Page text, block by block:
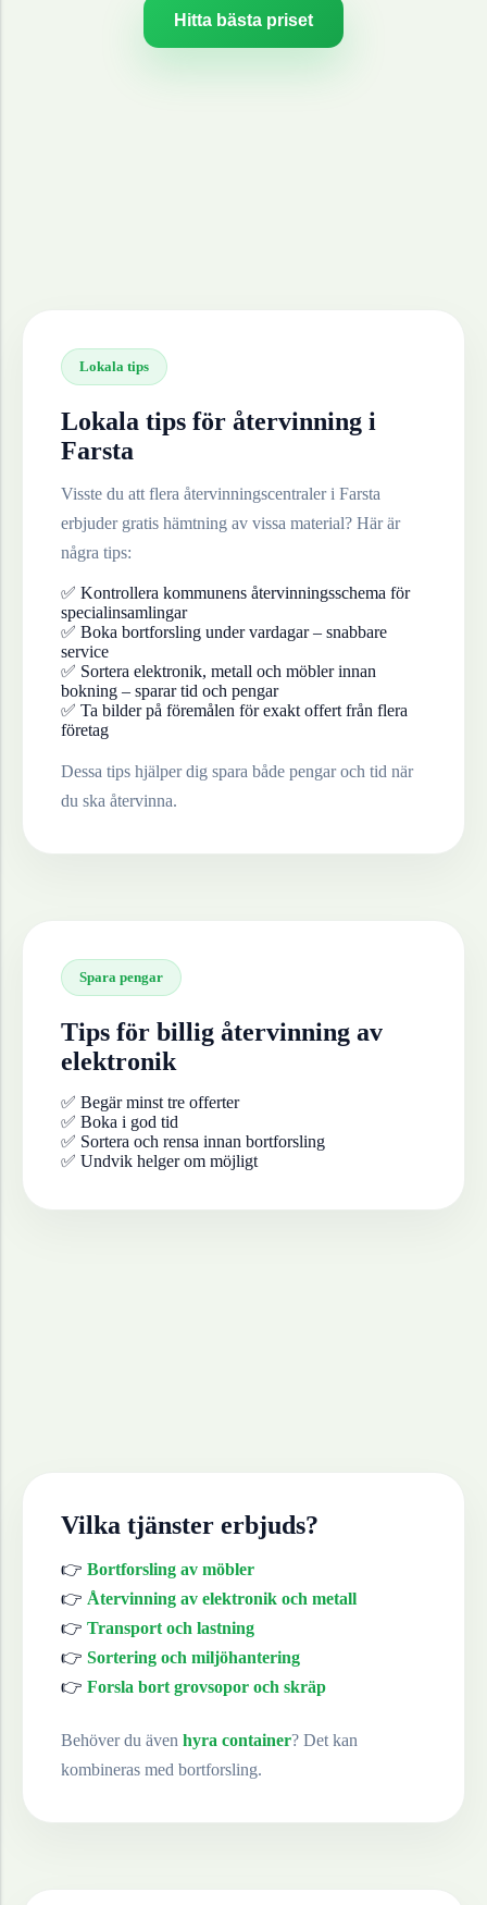
Hitta bästa priset
Lokala tips
Lokala tips för återvinning i
Farsta
Visste du att flera återvinningscentraler i Farsta
erbjuder gratis hämtning av vissa material? Här är
några tips:
✅ Kontrollera kommunens återvinningsschema för
specialinsamlingar
✅ Boka bortforsling under vardagar – snabbare
service
✅ Sortera elektronik, metall och möbler innan
bokning – sparar tid och pengar
✅ Ta bilder på föremålen för exakt offert från flera
företag
Dessa tips hjälper dig spara både pengar och tid när
du ska återvinna.
Spara pengar
Tips för billig återvinning av
elektronik
✅ Begär minst tre offerter
✅ Boka i god tid
✅ Sortera och rensa innan bortforsling
✅ Undvik helger om möjligt
Vilka tjänster erbjuds?
👉 Bortforsling av möbler
👉 Återvinning av elektronik och metall
👉 Transport och lastning
👉 Sortering och miljöhantering
👉 Forsla bort grovsopor och skräp
Behöver du även hyra container? Det kan
kombineras med bortforsling.